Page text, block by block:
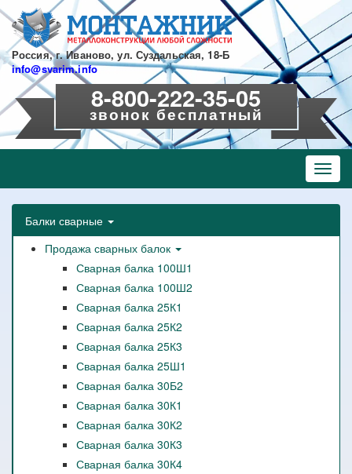
Перейти
основному
содержанию
Россия, г. Иваново, ул. Суздальская, 18-Б
info@svarim.info
8-800-222-35-05
звонок бесплатный
Балки сварные
Продажа сварных балок
Сварная балка 100Ш1
Сварная балка 100Ш2
Сварная балка 25К1
Сварная балка 25К2
Сварная балка 25К3
Сварная балка 25Ш1
Сварная балка 30Б2
Сварная балка 30К1
Сварная балка 30К2
Сварная балка 30К3
Сварная балка 30К4